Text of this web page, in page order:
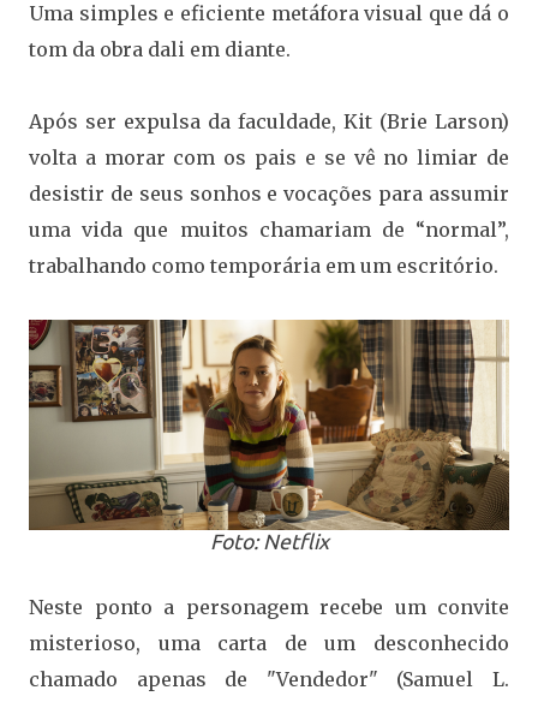
Uma simples e eficiente metáfora visual que dá o
tom da obra dali em diante.
Após ser expulsa da faculdade, Kit (Brie Larson)
volta a morar com os pais e se vê no limiar de
desistir de seus sonhos e vocações para assumir
uma vida que muitos chamariam de “normal”,
trabalhando como temporária em um escritório.
Foto: Netflix
Neste ponto a personagem recebe um convite
misterioso, uma carta de um desconhecido
chamado apenas de "Vendedor" (Samuel L.